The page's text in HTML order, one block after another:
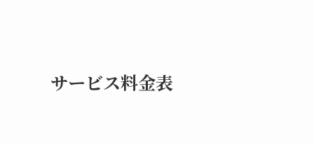
サービス料金表